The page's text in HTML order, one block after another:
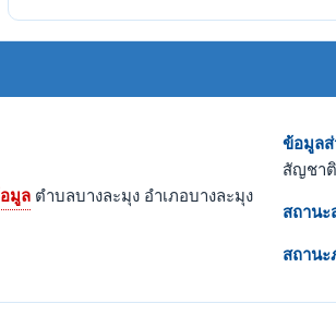
มูล ตำบลบางละมุง อำเภอบางละมุง
ข้อมูล
สัญชา
สถานะ
สถานะ